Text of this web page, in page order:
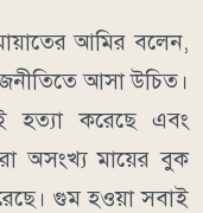
আমির বলেন,
আসা উচিত।
হত্যা করেছে এবং
অসংখ্য মায়ের বুক
গুম হওয়া সবাই